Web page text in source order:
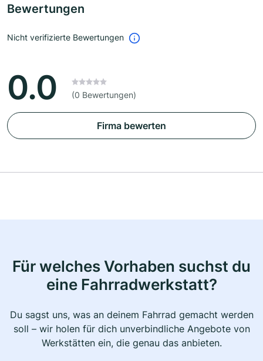
Bewertungen
Nicht verifizierte Bewertungen
0.0 (0 Bewertungen)
Firma bewerten
Für welches Vorhaben suchst du
eine Fahrradwerkstatt?
Du sagst uns, was an deinem Fahrrad gemacht werden
soll – wir holen für dich unverbindliche Angebote von
Werkstätten ein, die genau das anbieten.